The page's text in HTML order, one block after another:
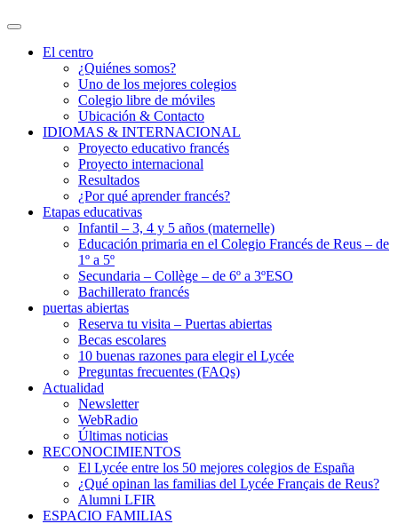
El centro
¿Quiénes somos?
Uno de los mejores colegios
Colegio libre de móviles
Ubicación & Contacto
IDIOMAS & INTERNACIONAL
Proyecto educativo francés
Proyecto internacional
Resultados
¿Por qué aprender francés?
Etapas educativas
Infantil – 3, 4 y 5 años (maternelle)
Educación primaria en el Colegio Francés de Reus – de
1º a 5º
Secundaria – Collège – de 6º a 3ºESO
Bachillerato francés
puertas abiertas
Reserva tu visita – Puertas abiertas
Becas escolares
10 buenas razones para elegir el Lycée
Preguntas frecuentes (FAQs)
Actualidad
Newsletter
WebRadio
Últimas noticias
RECONOCIMIENTOS
El Lycée entre los 50 mejores colegios de España
¿Qué opinan las familias del Lycée Français de Reus?
Alumni LFIR
ESPACIO FAMILIAS